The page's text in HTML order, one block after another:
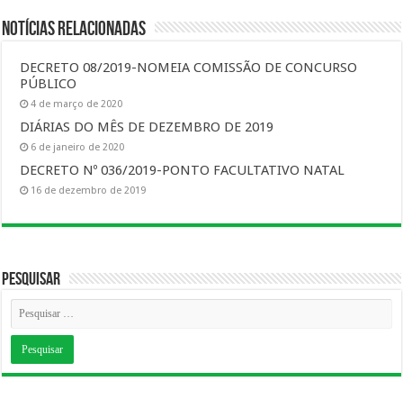
Notícias Relacionadas
DECRETO 08/2019-NOMEIA COMISSÃO DE CONCURSO
PÚBLICO
4 de março de 2020
DIÁRIAS DO MÊS DE DEZEMBRO DE 2019
6 de janeiro de 2020
DECRETO Nº 036/2019-PONTO FACULTATIVO NATAL
16 de dezembro de 2019
Pesquisar